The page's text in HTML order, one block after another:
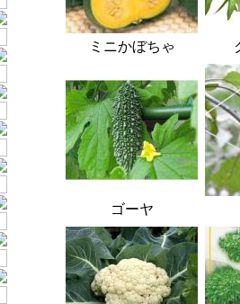
ミニかぼちゃ
ゴーヤ